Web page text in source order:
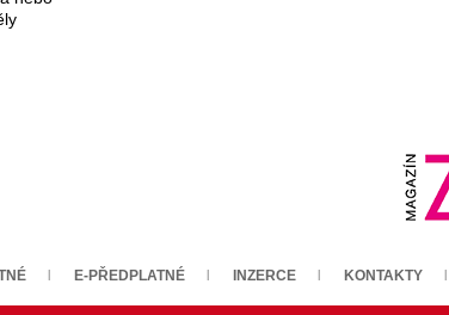
E-PŘEDPLATNÉ INZERCE KONTAKTY